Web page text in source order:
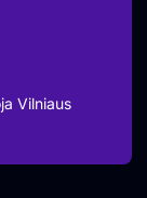
RAID
Vilniaus